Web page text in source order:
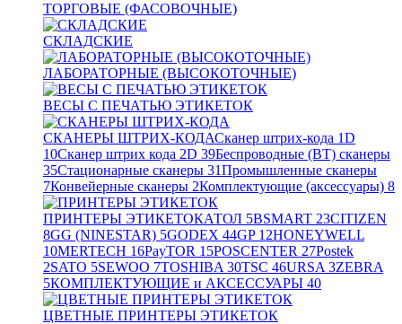
ТОРГОВЫЕ (ФАСОВОЧНЫЕ)
СКЛАДСКИЕ
ЛАБОРАТОРНЫЕ (ВЫСОКОТОЧНЫЕ)
ВЕСЫ С ПЕЧАТЬЮ ЭТИКЕТОК
СКАНЕРЫ ШТРИХ-КОДАСканер штрих-кода 1D
10Сканер штрих кода 2D 39Беспроводные (BT) сканеры
35Стационарные сканеры 31Промышленные сканеры
7Конвейерные сканеры 2Комплектующие (аксессуары) 8
ПРИНТЕРЫ ЭТИКЕТОКАТОЛ 5BSMART 23CITIZEN
8GG (NINESTAR) 5GODEX 44GP12HONEYWELL
10MERTECH 16PayTOR 15POSCENTER 27Postek
2SATO 5SEWOO 7TOSHIBA 30TSC 46URSA 3ZEBRA
5КОМПЛЕКТУЮЩИЕ и АКСЕССУАРЫ 40
ЦВЕТНЫЕ ПРИНТЕРЫ ЭТИКЕТОК